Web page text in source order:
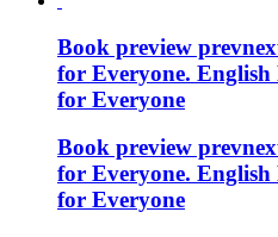
Book preview
for Everyone.
for Everyone
Book preview
for Everyone.
for Everyone